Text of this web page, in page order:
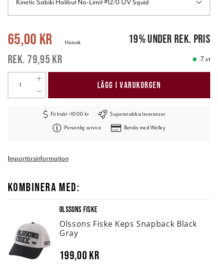
Kinetic Sabiki Halibut No-Limit #12/0 UV Squid
Nuvarande pris: 79,95 kr
65,00 kr
79,95 kr
Historik 19%under rek. pris
7 st
LÄGG I VARUKORGEN
Fri frakt >1000 kr Supersnabba leveranser
Personlig service Betala med Walley
Importörsinformation
KOMBINERA MED:
OLSSONS FISKE
Olssons Fiske Keps Snapback Black
Gray
199,00 kr